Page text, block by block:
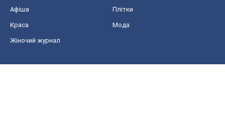
Афіша Плітки
Краса Мода
Жіночий журнал